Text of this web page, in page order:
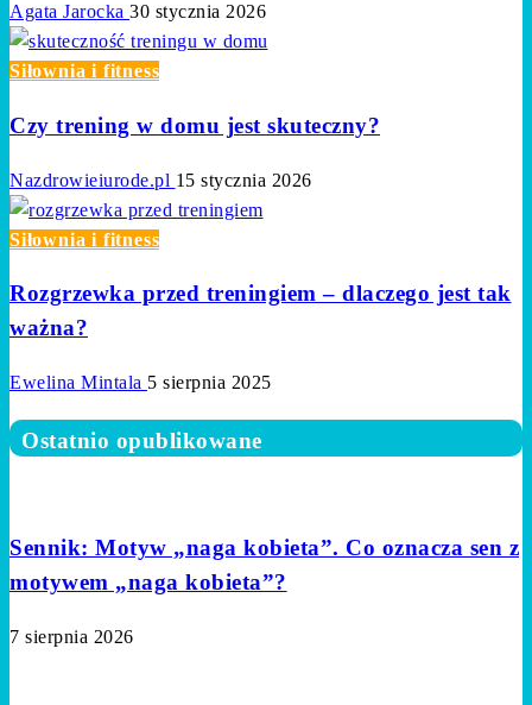
Agata Jarocka 30 stycznia 2026
Siłownia i fitness
Czy trening w domu jest skuteczny?
Nazdrowieiurode.pl 15 stycznia 2026
Siłownia i fitness
Rozgrzewka przed treningiem – dlaczego jest tak
ważna?
Ewelina Mintala 5 sierpnia 2025
Ostatnio opublikowane
Sennik: Motyw „naga kobieta”. Co oznacza sen z
motywem „naga kobieta”?
7 sierpnia 2026